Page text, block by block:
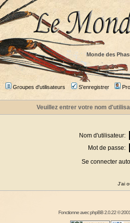
Monde des
Groupes d'utilisateurs S'enregistrer
Veuillez entrer votre nom
Nom d'utilisateur:
Mot de passe:
Se connecter
J'ai
Fonctionne avecphpBB2.0.22 ©